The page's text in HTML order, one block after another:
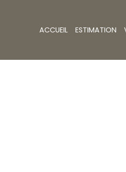
ACCUEIL ESTIMATION